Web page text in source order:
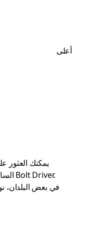
أعلى
يمكنك العثور
السائق في الشريط الجانبي لتطبيق Bolt Driver.
في بعض البلدان،